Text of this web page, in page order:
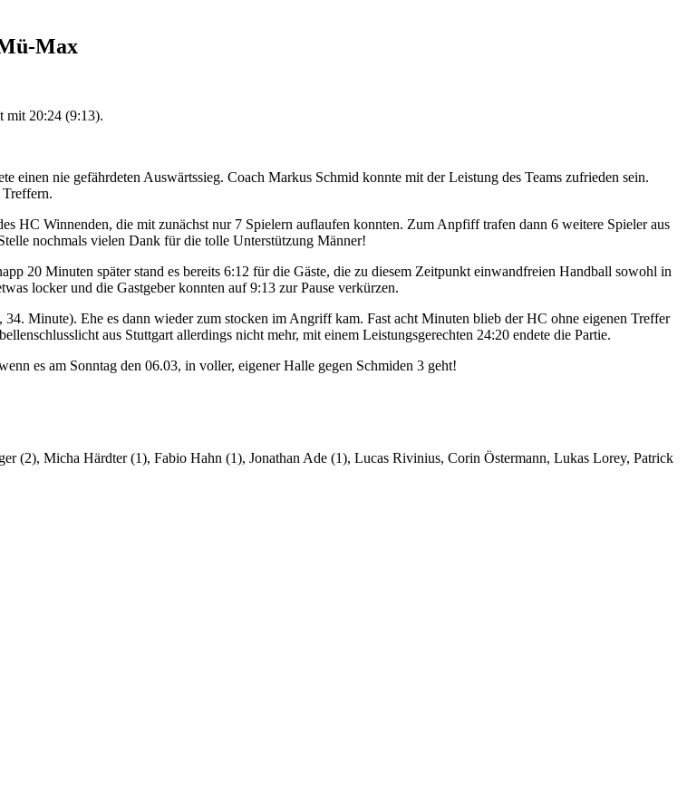
Max
mit 20:24 (9:13).
nie gefährdeten Auswärtssieg. Coach Markus Schmid konnte mit der Leistung des Teams zufrieden sein.
HC Winnenden, die mit zunächst nur 7 Spielern auflaufen konnten. Zum Anpfiff trafen dann 6 weitere Spieler aus
nochmals vielen Dank für die tolle Unterstützung Männer!
20 Minuten später stand es bereits 6:12 für die Gäste, die zu diesem Zeitpunkt einwandfreien Handball sowohl in
locker und die Gastgeber konnten auf 9:13 zur Pause verkürzen.
Minute). Ehe es dann wieder zum stocken im Angriff kam. Fast acht Minuten blieb der HC ohne eigenen Treffer
aus Stuttgart allerdings nicht mehr, mit einem Leistungsgerechten 24:20 endete die Partie.
es am Sonntag den 06.03, in voller, eigener Halle gegen Schmiden 3 geht!
(2), Micha Härdter (1), Fabio Hahn (1), Jonathan Ade (1), Lucas Rivinius, Corin Östermann, Lukas Lorey, Patrick